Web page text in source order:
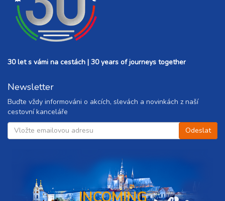
30 let s vámi na cestách | 30 years of journeys together
Newsletter
Buďte vždy informováni o akcích, slevách a novinkách z naší
cestovní kanceláře